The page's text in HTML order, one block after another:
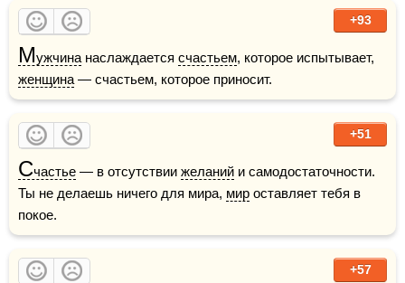
+93
Мужчина наслаждается счастьем
женщина — счастьем, которое приносит.
+51
Счастье — в отсутствии желаний и самодостаточности.
Ты не делаешь ничего для мира, мир оставляет тебя в
покое.
+57